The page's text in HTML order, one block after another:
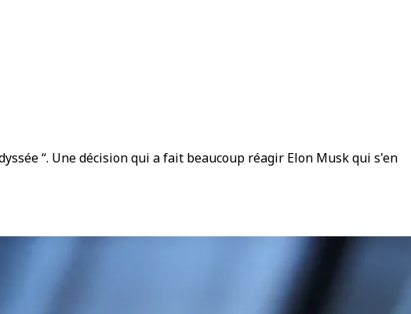
“. Une décision qui a fait beaucoup réagir Elon Musk qui s'en